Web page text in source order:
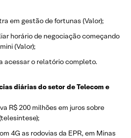
em gestão de fortunas (Valor);
horário de negociação começando
(Valor);
acessar o relatório completo.
diárias do setor de Telecom e
R$ 200 milhões em juros sobre
4G as rodovias da EPR, em Minas